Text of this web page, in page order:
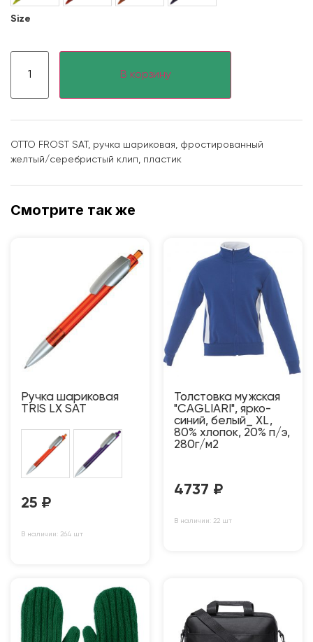
Size
В корзину
OTTO FROST SAT, ручка шариковая, фростированный
желтый/серебристый клип, пластик
Смотрите так же
Ручка шариковая
TRIS LX SAT
25 ₽
В наличии: 264 шт
Толстовка мужская
"CAGLIARI", ярко-
синий, белый_ XL,
80% хлопок, 20% п/э,
280г/м2
4737 ₽
В наличии: 22 шт